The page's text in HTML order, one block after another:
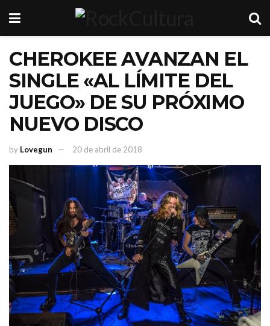
CHEROKEE AVANZAN EL
SINGLE «AL LÍMITE DEL
JUEGO» DE SU PRÓXIMO
NUEVO DISCO
by Lovegun 20 de abril de 2018